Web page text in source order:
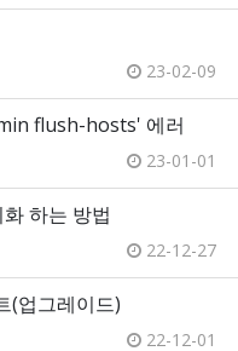
23-02-09
flush-hosts' 에러
23-01-01
하는 방법
22-12-27
(업그레이드)
22-12-01